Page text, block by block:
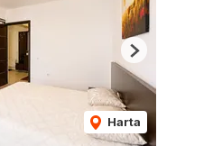
Harta
Next